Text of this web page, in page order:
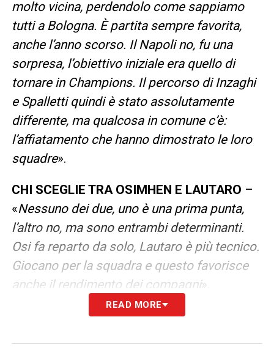
molto vicina, perdendolo come sappiamo
tutti a Bologna. È partita sempre favorita,
anche l’anno scorso. Il Napoli no, fu una
sorpresa, l’obiettivo iniziale era quello di
tornare in Champions. Il percorso di Inzaghi
e Spalletti quindi è stato assolutamente
differente, ma qualcosa in comune c’è:
l’affiatamento che hanno dimostrato le loro
squadre».
CHI SCEGLIE TRA OSIMHEN E LAUTARO –
«Nessuno dei due, uno è una prima punta,
l’altro no, ma sono entrambi determinanti.
Osi fa reparto da solo, Lautaro è più tecnico.
Giocano per la squadra e questo favorisce
anche il rendimento dei compagni».
DOVE POSSONO SPINGERSI I NERAZZURRI
READ MORE